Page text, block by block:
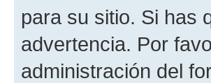
para su sitio. Si has
advertencia. Por
administración del